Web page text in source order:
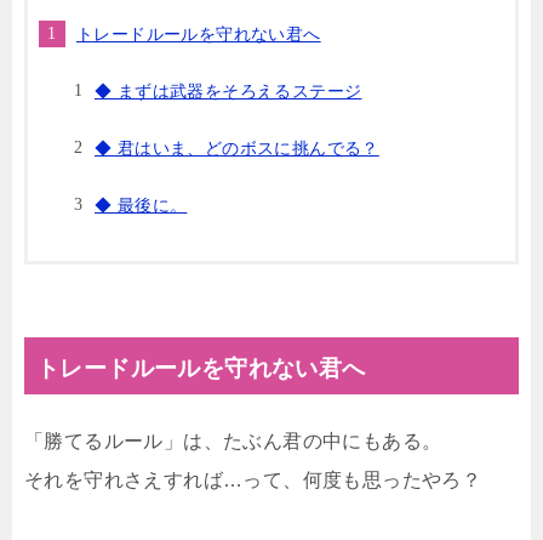
トレードルールを守れない君へ
◆ まずは武器をそろえるステージ
◆ 君はいま、どのボスに挑んでる？
◆ 最後に。
トレードルールを守れない君へ
「勝てるルール」は、たぶん君の中にもある。
それを守れさえすれば…って、何度も思ったやろ？